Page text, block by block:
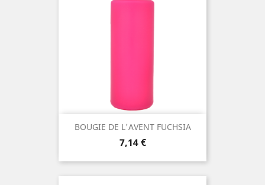
BOUGIE DE L'AVENT FUCHSIA
Prix
7,14 €